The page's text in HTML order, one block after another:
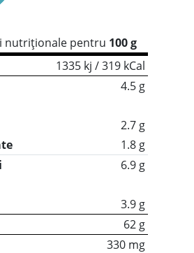
nutriționale pentru 100 g
1335 kj / 319 kCal
4.5 g
2.7 g
1.8 g
6.9 g
3.9 g
62 g
330 mg